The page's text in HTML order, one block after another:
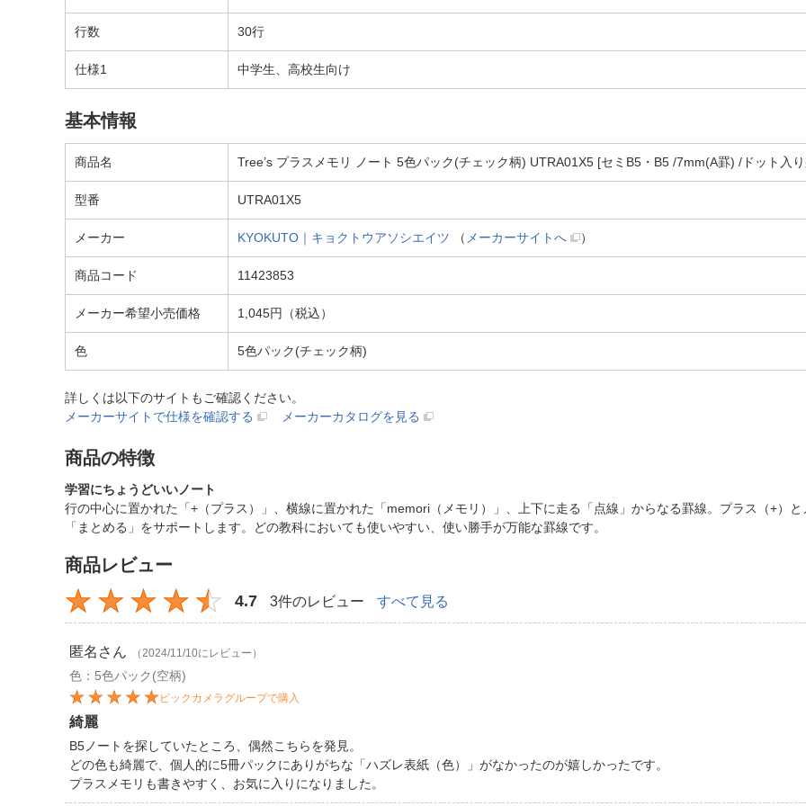
行数 30行
仕様1 中学生、高校生向け
基本情報
商品名 Tree’s プラスメモリ ノート 5色パック(チェック柄) UTRA01X5 [セミB5・B5 /7mm(A罫) /ドット入
型番 UTRA01X5
メーカー KYOKUTO｜キョクトウアソシエイツ （ メーカーサイトへ ）
商品コード 11423853
メーカー希望小売価格 1,045円（税込）
色 5色パック(チェック柄)
詳しくは以下のサイトもご確認ください。
メーカーサイトで仕様を確認する
メーカーカタログを見る
商品の特徴
学習にちょうどいいノート
行の中心に置かれた「+（プラス）」、横線に置かれた「memori（メモリ）」、上下に走る「点線」からなる罫線。プラス（+）
「まとめる」をサポートします。どの教科においても使いやすい、使い勝手が万能な罫線です。
商品レビュー
4.7 3件のレビュー すべて見る
匿名 さん （2024/11/10にレビュー）
色：5色パック(空柄)
ビックカメラグループで購入
綺麗
B5ノートを探していたところ、偶然こちらを発見。
どの色も綺麗で、個人的に5冊パックにありがちな「ハズレ表紙（色）」がなかったのが嬉しかったです。
プラスメモリも書きやすく、お気に入りになりました。